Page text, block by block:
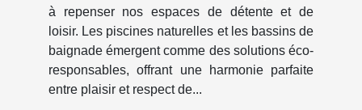
à repenser nos espaces de détente et de
loisir. Les piscines naturelles et les bassins de
baignade émergent comme des solutions éco-
responsables, offrant une harmonie parfaite
entre plaisir et respect de...